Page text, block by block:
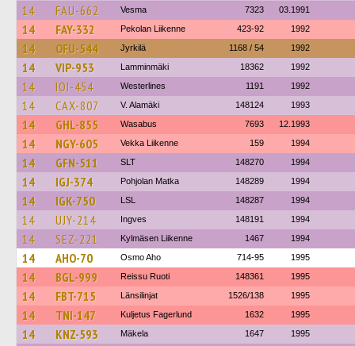
14 FAU-662 Vesma 7323 03.1991
14 FAY-332 Pekolan Liikenne 423-92 1992
14 OFU-544 Jyrkilä 1168 / 54 1992
14 VIP-953 Lamminmäki 18362 1992
14 IOI-454 Westerlines 1191 1992
14 CAX-807 V. Alamäki 148124 1993
14 GHL-855 Wasabus 7693 12.1993
14 NGY-605 Vekka Liikenne 159 1994
14 GFN-511 SLT 148270 1994
14 IGJ-374 Pohjolan Matka 148289 1994
14 IGK-750 LSL 148287 1994
14 UJY-214 Ingves 148191 1994
14 SEZ-221 Kylmäsen Liikenne 1467 1994
14 AHO-70 Osmo Aho 714-95 1995
14 BGL-999 Reissu Ruoti 148361 1995
14 FBT-715 Länsilinjat 1526/138 1995
14 TNI-147 Kuljetus Fagerlund 1632 1995
14 KNZ-593 Mäkela 1647 1995